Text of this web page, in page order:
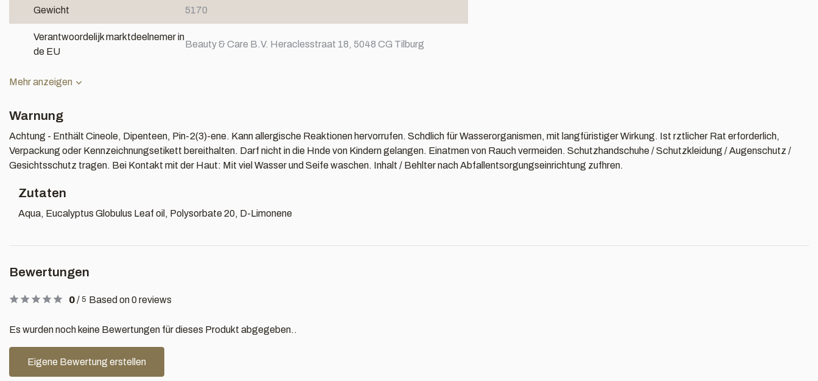
Gewicht 5170
Verantwoordelijk marktdeelnemer in
de EU
Beauty & Care B.V. Heraclesstraat 18, 5048 CG Tilburg
Mehr anzeigen
Warnung
Achtung - Enthält Cineole, Dipenteen, Pin-2(3)-ene. Kann allergische Reaktionen hervorrufen. Schdlich für Wasserorganismen, mit langfüristiger Wirkung. Ist rztlicher Rat erforderlich,
Verpackung oder Kennzeichnungsetikett bereithalten. Darf nicht in die Hnde von Kindern gelangen. Einatmen von Rauch vermeiden. Schutzhandschuhe / Schutzkleidung / Augenschutz /
Gesichtsschutz tragen. Bei Kontakt mit der Haut: Mit viel Wasser und Seife waschen. Inhalt / Behlter nach Abfallentsorgungseinrichtung zufhren.
Zutaten
Aqua, Eucalyptus Globulus Leaf oil, Polysorbate 20, D-Limonene
Bewertungen
0/ 5 Based on 0 reviews
Es wurden noch keine Bewertungen für dieses Produkt abgegeben..
Eigene Bewertung erstellen